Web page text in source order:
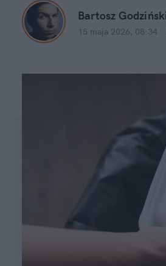
Bartosz
15 maja 2026, 08:34